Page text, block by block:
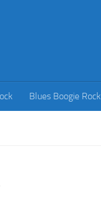
Blues Boogie Rock